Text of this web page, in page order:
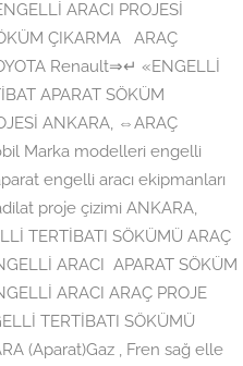
ARACI PROJESİ
ÇIKARMA ARAÇ
Renault⇒↵ «ENGELLİ
APARAT SÖKÜM
ANKARA, ⇔ARAÇ
Marka modelleri engelli
engelli aracı ekipmanları
proje çizimi ANKARA,
TERTİBATI SÖKÜMÜ ARAÇ
ARACI APARAT SÖKÜM
ARACI ARAÇ PROJE
TERTİBATI SÖKÜMÜ
(Aparat)Gaz , Fren sağ elle